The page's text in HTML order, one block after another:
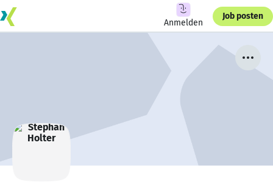
Anmelden
Job posten